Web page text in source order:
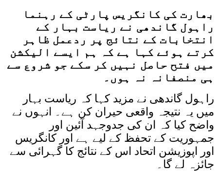
بھارت کی کانگریس پارٹی کے رہنما
راہول گاندھی نے ریاست بہار کے
انتخابات کے نتائج پر ردعمل ظاہر
کرتے ہوئے کہا ہے کہ ہم ایسے الیکشن
میں فتح حاصل نہیں کر سکے جو شروع سے
ہی منصفانہ نہ ہوں۔
راہول گاندھی نے مزید کہا کہ ریاست بہار
میں یہ نتیجہ واقعی حیران کن ہے۔ انہوں نے
واضح کیا کہ ان کی جدوجہد آئین اور
جمہوریت کے تحفظ کے لیے ہے اور کانگریس
اور اپوزیشن اتحاد اس کے نتائج کا گہرائی سے
جائزہ لے گا۔